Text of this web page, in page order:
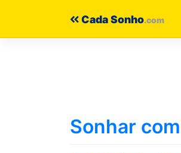
Cada Sonho
Sonhar